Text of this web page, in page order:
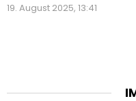
19. August 2025, 13:41